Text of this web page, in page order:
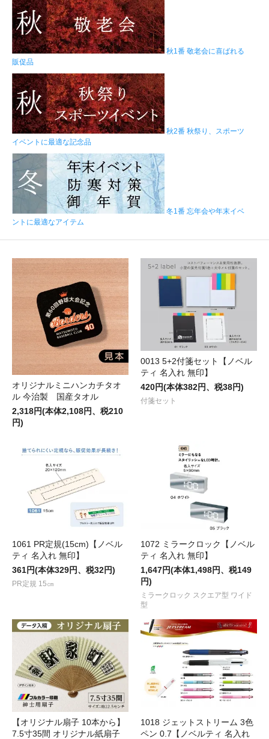
秋1番 敬老会に喜ばれる
販促品
秋2番 秋祭り、スポーツ
イベントに最適な記念品
冬1番 忘年会や年末イベ
ントに最適なアイテム
オリジナルミニハンカチタオ
ル 今治製 国産タオル
2,318円(本体2,108円、税210
円)
0013 5+2付箋セット【ノベル
ティ 名入れ 無印】
420円(本体382円、税38円)
付箋セット
1061 PR定規(15cm)【ノベル
ティ 名入れ 無印】
361円(本体329円、税32円)
PR定規 15㎝
1072 ミラークロック【ノベル
ティ 名入れ 無印】
1,647円(本体1,498円、税149
円)
ミラークロック スクエア型 ワイド
型
【オリジナル扇子 10本から】
7.5寸35間 オリジナル紙扇子
1018 ジェットストリーム 3色
ペン 0.7【ノベルティ 名入れ